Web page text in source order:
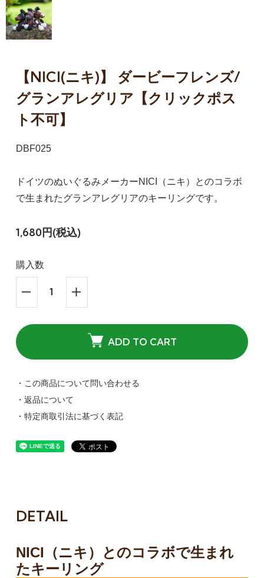
【NICI(ニキ)】 ダービーフレンズ/
グランアレグリア【クリックポス
ト不可】
DBF025
ドイツのぬいぐるみメーカーNICI（ニキ）とのコラボ
で生まれたグランアレグリアのキーリングです。
1,680円(税込)
購入数
ADD TO CART
・この商品について問い合わせる
・返品について
・特定商取引法に基づく表記
DETAIL
NICI（ニキ）とのコラボで生まれ
たキーリング